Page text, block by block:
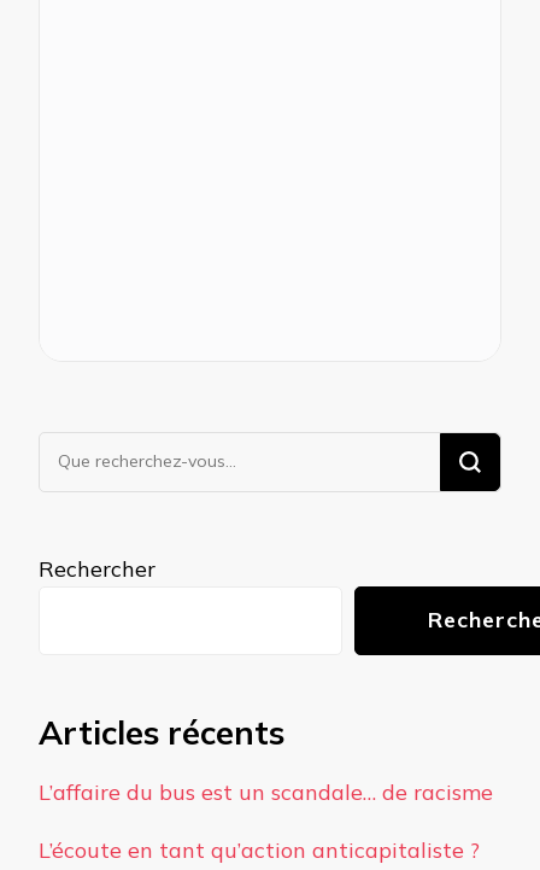
Vous
recherchiez
Rechercher
Articles récents
L’affaire du bus est un scandale… de racisme
L’écoute en tant qu’action anticapitaliste ?